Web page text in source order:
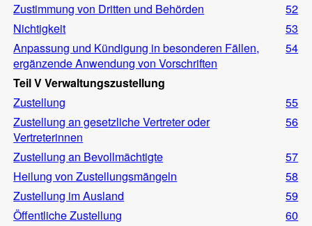
Zustimmung von Dritten und Behörden
52
Nichtigkeit
53
Anpassung und Kündigung in besonderen Fällen,
ergänzende Anwendung von Vorschriften
54
Teil V Verwaltungszustellung
Zustellung
55
Zustellung an gesetzliche Vertreter oder
Vertreterinnen
56
Zustellung an Bevollmächtigte
57
Heilung von Zustellungsmängeln
58
Zustellung im Ausland
59
Öffentliche Zustellung
60